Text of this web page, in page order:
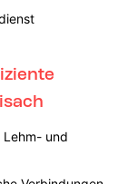
und